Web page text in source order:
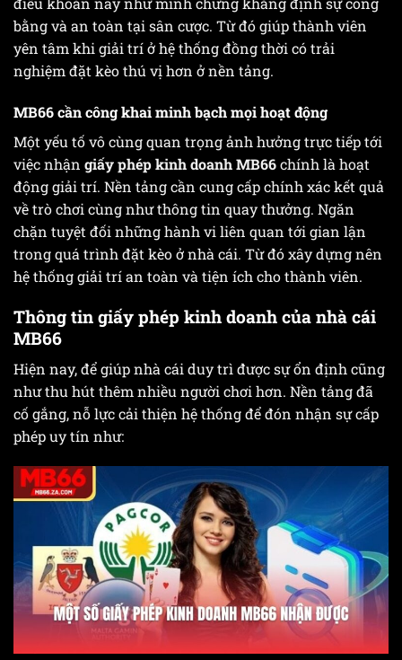
bằng và an toàn tại sân cược. Từ đó giúp thành viên
yên tâm khi giải trí ở hệ thống đồng thời có trải
nghiệm đặt kèo thú vị hơn ở nền tảng.
MB66 cần công khai minh bạch mọi hoạt động
Một yếu tố vô cùng quan trọng ảnh hưởng trực tiếp tới
việc nhận giấy phép kinh doanh MB66chính là hoạt
động giải trí. Nền tảng cần cung cấp chính xác kết quả
về trò chơi cùng như thông tin quay thưởng. Ngăn
chặn tuyệt đối những hành vi liên quan tới gian lận
trong quá trình đặt kèo ở nhà cái. Từ đó xây dựng nên
hệ thống giải trí an toàn và tiện ích cho thành viên.
Thông tin giấy phép kinh doanh của nhà cái
MB66
Hiện nay, để giúp nhà cái duy trì được sự ổn định cũng
như thu hút thêm nhiều người chơi hơn. Nền tảng đã
cố gắng, nỗ lực cải thiện hệ thống để đón nhận sự cấp
phép uy tín như: